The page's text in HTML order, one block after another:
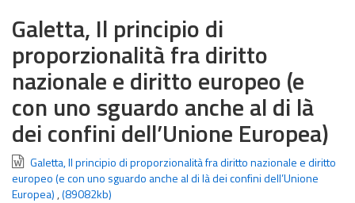
Galetta, Il principio di
proporzionalità fra diritto
nazionale e diritto europeo (e
con uno sguardo anche al di là
dei confini dell’Unione Europea)
Galetta, Il principio di proporzionalità fra diritto nazionale e diritto
europeo (e con uno sguardo anche al di là dei confini dell’Unione
Europea) ,(89082kb)